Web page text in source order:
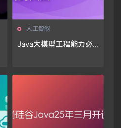
人工智能
Java大模型工程能力必